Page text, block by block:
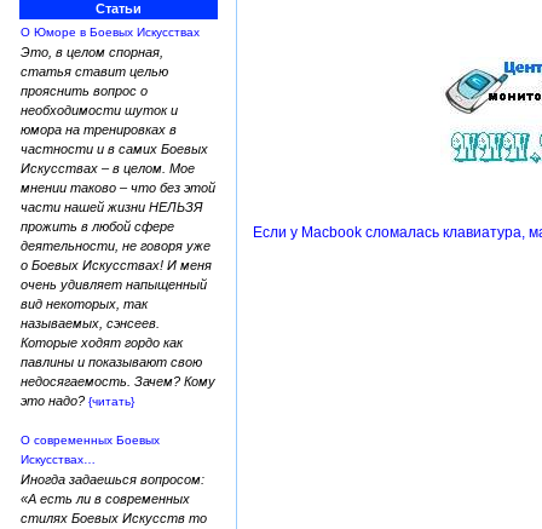
Статьи
О Юморе в Боевых Искусствах
Это, в целом спорная,
статья ставит целью
прояснить вопрос о
необходимости шуток и
юмора на тренировках в
частности и в самих Боевых
Искусствах – в целом. Мое
мнении таково – что без этой
части нашей жизни НЕЛЬЗЯ
прожить в любой сфере
деятельности, не говоря уже
о Боевых Искусствах! И меня
очень удивляет напыщенный
вид некоторых, так
называемых, сэнсеев.
Которые ходят гордо как
павлины и показывают свою
недосягаемость. Зачем? Кому
это надо? {читать}
О современных Боевых
Искусствах…
Иногда задаешься вопросом:
«А есть ли в современных
стилях Боевых Искусств то
Если у Macbook сломалась клавиатура,